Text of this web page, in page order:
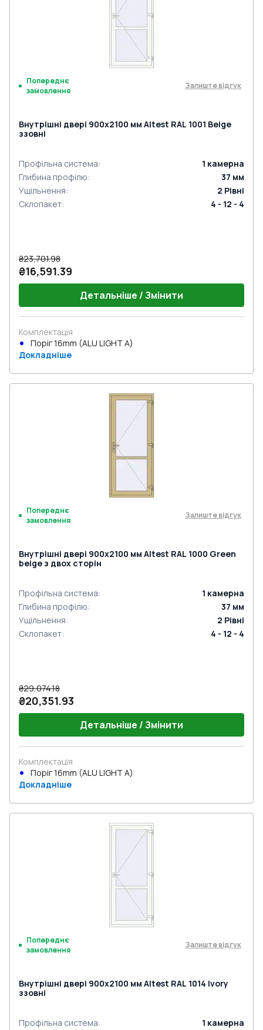
Попереднє
замовлення
Залиште відгук
Внутрішні двері 900x2100 мм Altest RAL 1001 Beige
ззовні
Профільна система: 1 камерна
Глибина профілю: 37 мм
Ущільнення: 2 Рівні
Склопакет: 4 - 12 - 4
₴23,701.98
₴16,591.39
Детальніше / Змінити
Комплектація
Поріг 16mm (ALU LIGHT A)
Докладніше
Попереднє
замовлення
Залиште відгук
Внутрішні двері 900x2100 мм Altest RAL 1000 Green
beige з двох сторін
Профільна система: 1 камерна
Глибина профілю: 37 мм
Ущільнення: 2 Рівні
Склопакет: 4 - 12 - 4
₴29,074.18
₴20,351.93
Детальніше / Змінити
Комплектація
Поріг 16mm (ALU LIGHT A)
Докладніше
Попереднє
замовлення
Залиште відгук
Внутрішні двері 900x2100 мм Altest RAL 1014 Ivory
ззовні
Профільна система: 1 камерна